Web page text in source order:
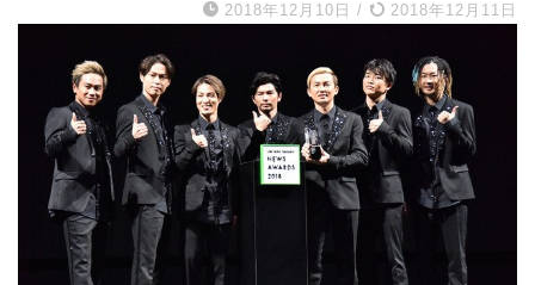
2018年12月10日 / 2018年12月11日